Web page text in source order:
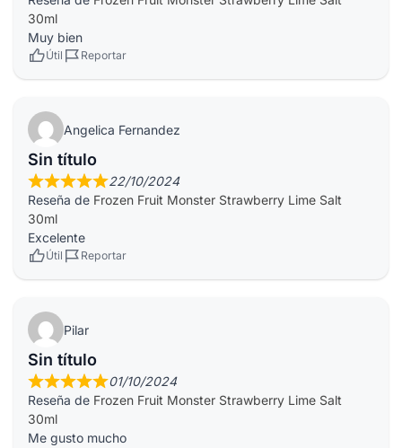
30ml
Muy bien
Útil Reportar
Angelica Fernandez
Sin título
22/10/2024
Reseña de Frozen Fruit Monster Strawberry Lime Salt
30ml
Excelente
Útil Reportar
Pilar
Sin título
01/10/2024
Reseña de Frozen Fruit Monster Strawberry Lime Salt
30ml
Me gusto mucho